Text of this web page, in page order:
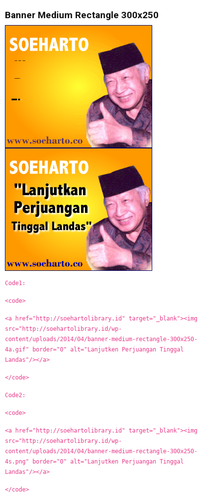
Banner Medium Rectangle 300x250
Code1:
<code>
<a href="http://soehartolibrary.id" target="_blank"><img
src="http://soehartolibrary.id/wp-
content/uploads/2014/04/banner-medium-rectangle-300x250-
4a.gif" border="0" alt="Lanjutken Perjuangan Tinggal
Landas"/></a>
</code>
Code2:
<code>
<a href="http://soehartolibrary.id" target="_blank"><img
src="http://soehartolibrary.id/wp-
content/uploads/2014/04/banner-medium-rectangle-300x250-
4s.png" border="0" alt="Lanjutken Perjuangan Tinggal
Landas"/></a>
</code>